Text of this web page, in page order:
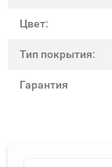
Цвет:
Тип покрытия:
Гарантия